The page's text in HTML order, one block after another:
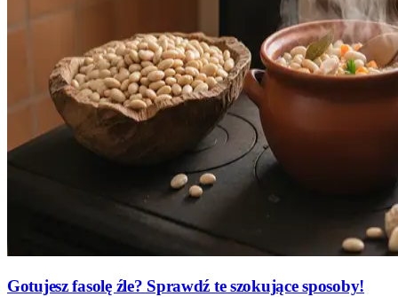
Gotujesz fasolę źle? Sprawdź te szokujące sposoby!